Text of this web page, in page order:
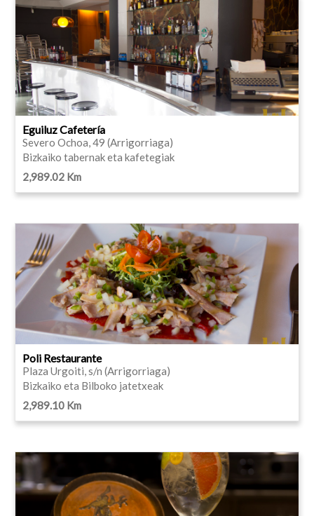
Eguiluz Cafetería
Severo Ochoa, 49 (Arrigorriaga)
Bizkaiko tabernak eta kafetegiak
2,989.02 Km
Poli Restaurante
Plaza Urgoiti, s/n (Arrigorriaga)
Bizkaiko eta Bilboko jatetxeak
2,989.10 Km